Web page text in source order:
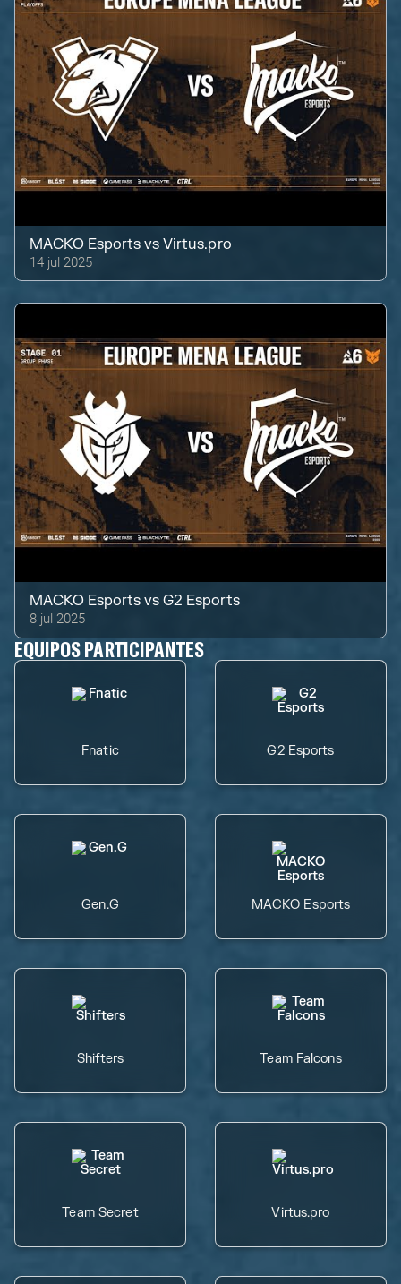
MACKO Esports vsVirtus.pro
14 jul 2025
MACKO Esports vsG2 Esports
8 jul 2025
EQUIPOS PARTICIPANTES
Fnatic G2 Esports
Gen.G MACKO Esports
Shifters Team Falcons
Team Secret Virtus.pro